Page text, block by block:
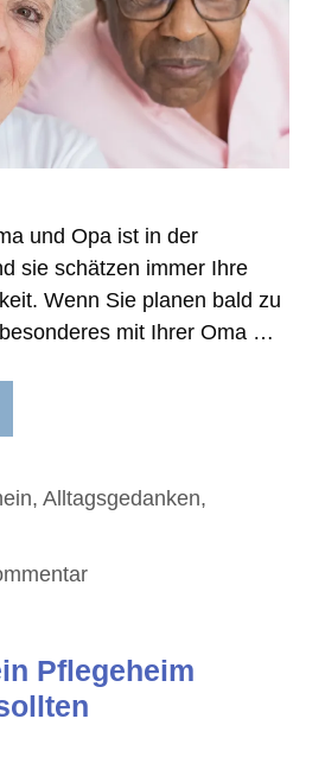
und Opa ist in der
sie schätzen immer Ihre
Wenn Sie planen bald zu
mit Ihrer Oma …
, Alltagsgedanken,
Pflegeheim